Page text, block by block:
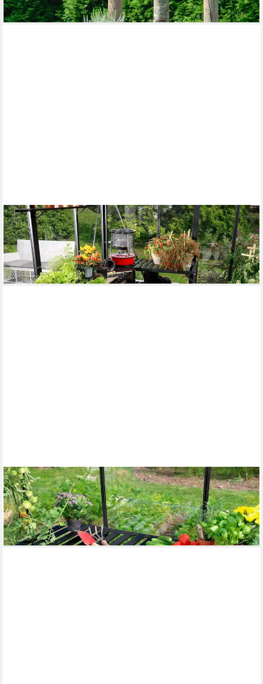
lieferbar - in 4-5 Werktagen bei dir
VITAVIA
Pflanztisch, BxTxH: 121x54x76 cm
217,09 € UVP239,90 €
-10%
lieferbar - in 6-8 Werktagen bei dir
VITAVIA
Pflanztisch, BxTxH: 120x56x81 cm
134,19 € UVP149,90 €
-10%
lieferbar - in 6-8 Werktagen bei dir